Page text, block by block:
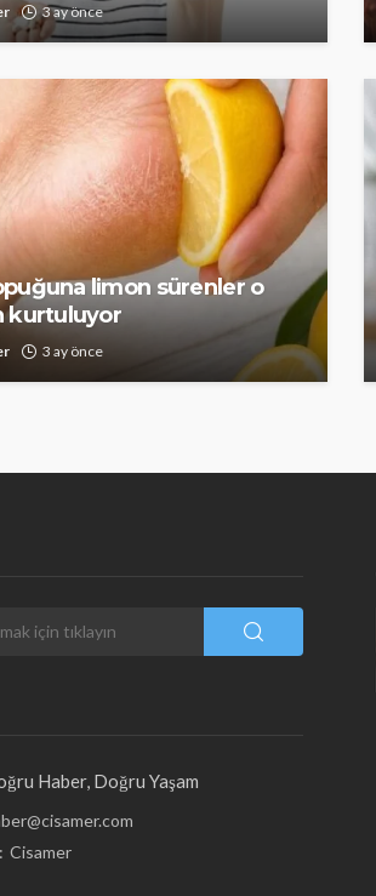
3 ay önce
limon sürenler o
kurtuluyor
3 ay önce
Günde yalnızca 3 kısmı
karşı çelikten kalkan
Cisamer 3 ay önce
Haber, Doğru Yaşam
Cisamer